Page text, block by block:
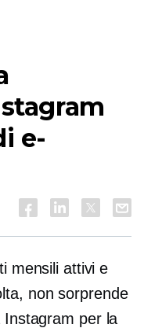
e-
mensili attivi e
non sorprende
Instagram per la